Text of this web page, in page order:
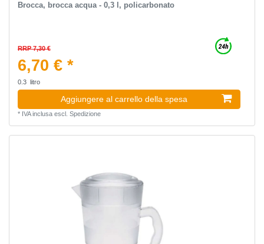
Brocca, brocca acqua - 0,3 l, policarbonato
RRP 7,30 €
6,70 € *
0.3 litro
Aggiungere al carrello della spesa
* IVA inclusaescl. Spedizione